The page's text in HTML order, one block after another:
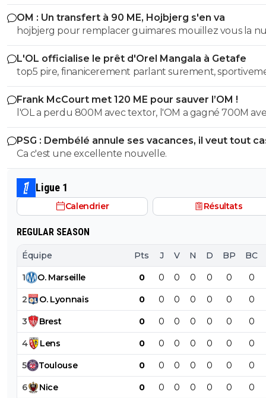
OM : Un transfert à 90 ME, Hojbjerg s'en va
hojbjerg pour remplacer guimares: mouillez vous la
avant quand même
L'OL officialise le prêt d'Orel Mangala à Getafe
top5 pire, finanicerement parlant surement,
parlant on a eu des casseroles bien pire
Frank McCourt met 120 ME pour sauver l’OM !
l'OL a perdu 800M avec textor, l'OM a gagné 700M
court , et ils sont dans la même merde financiere...
PSG : Dembélé annule ses vacances, il veut tout
Ca c'est une excellente nouvelle.
Ligue 1
Calendrier Résultats
REGULAR SEASON
Équipe Pts J V N D BP BC
1 O. Marseille 0 0 0 0 0 0 0
2 O. Lyonnais 0 0 0 0 0 0 0
3 Brest 0 0 0 0 0 0 0
4 Lens 0 0 0 0 0 0 0
5 Toulouse 0 0 0 0 0 0 0
6 Nice 0 0 0 0 0 0 0